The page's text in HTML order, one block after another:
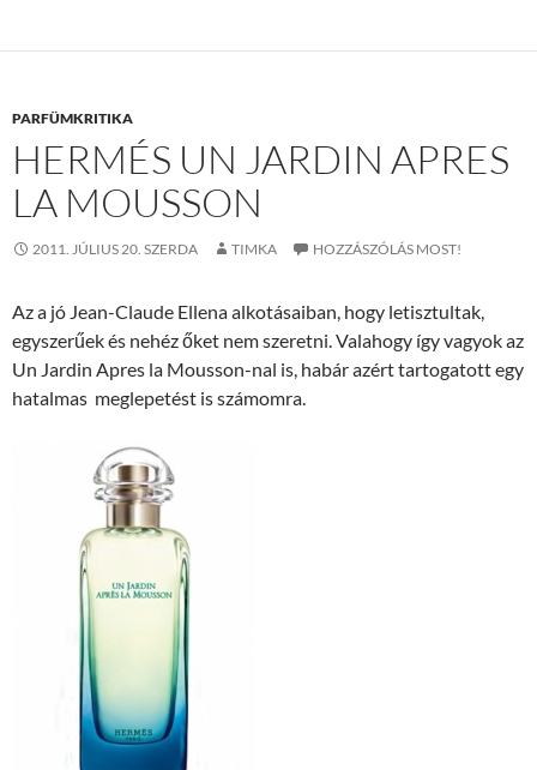
PARFÜMKRITIKA
HERMÉS UN JARDIN APRES
LA MOUSSON
2011. JÚLIUS 20. SZERDA TIMKA HOZZÁSZÓLÁS MOST!
Az a jó Jean-Claude Ellena alkotásaiban, hogy letisztultak,
egyszerűek és nehéz őket nem szeretni. Valahogy így vagyok az
Un Jardin Apres la Mousson-nal is, habár azért tartogatott egy
hatalmas meglepetést is számomra.